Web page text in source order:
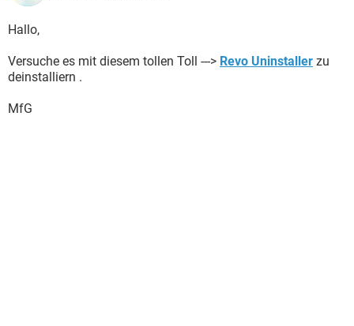
Hallo,
Versuche es mit diesem tollen Toll ---> Revo Uninstaller zu
deinstalliern .
MfG